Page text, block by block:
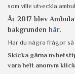
som ville utveckla
År 2017 blev
bakgrunden här.
Har du några frågor
Skicka gärna
vara helt anonym